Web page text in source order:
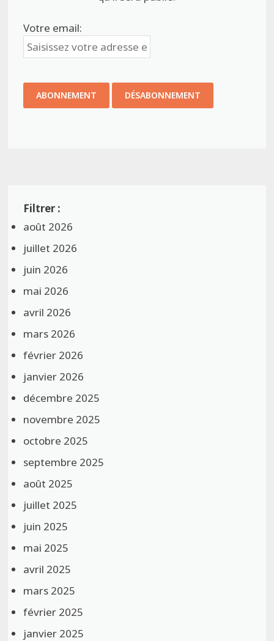
Votre email:
août 2026
juillet 2026
juin 2026
mai 2026
avril 2026
mars 2026
février 2026
janvier 2026
décembre 2025
novembre 2025
octobre 2025
septembre 2025
août 2025
juillet 2025
juin 2025
mai 2025
avril 2025
mars 2025
février 2025
janvier 2025